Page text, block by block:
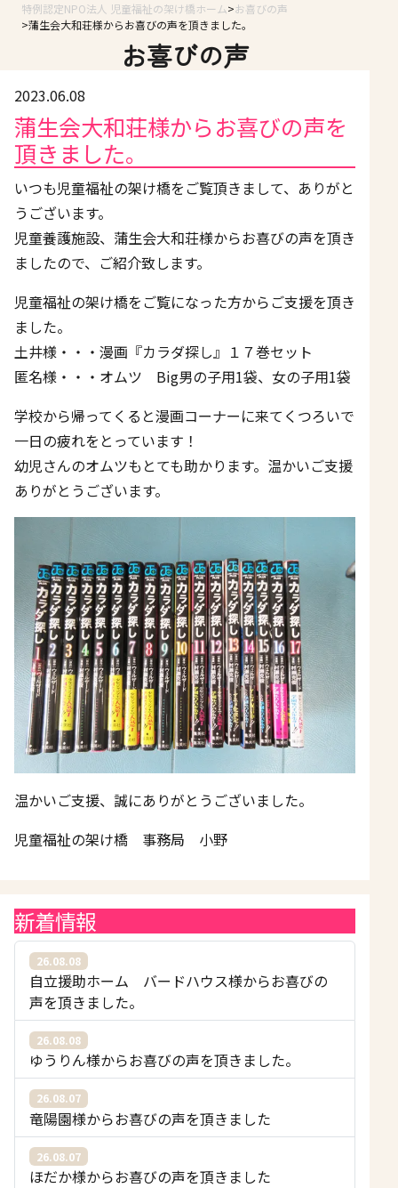
特例認定NPO法人 児童福祉の架け橋ホーム
お喜びの声
蒲生会大和荘様からお喜びの声を頂きました。
お喜びの声
2023.06.08
蒲生会大和荘様からお喜びの声を
頂きました。
いつも児童福祉の架け橋をご覧頂きまして、ありがと
うございます。
児童養護施設、蒲生会大和荘様からお喜びの声を頂き
ましたので、ご紹介致します。
児童福祉の架け橋をご覧になった方からご支援を頂き
ました。
土井様・・・漫画『カラダ探し』１７巻セット
匿名様・・・オムツ Big男の子用1袋、女の子用1袋
学校から帰ってくると漫画コーナーに来てくつろいで
一日の疲れをとっています！
幼児さんのオムツもとても助かります。温かいご支援
ありがとうございます。
温かいご支援、誠にありがとうございました。
児童福祉の架け橋 事務局 小野
新着情報
26.08.08
自立援助ホーム バードハウス様からお喜びの
声を頂きました。
26.08.08
ゆうりん様からお喜びの声を頂きました。
26.08.07
竜陽園様からお喜びの声を頂きました
26.08.07
ほだか様からお喜びの声を頂きました